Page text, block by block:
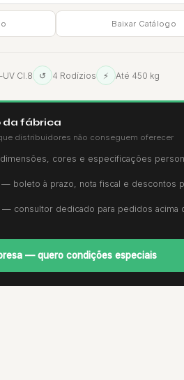
Baixar Catálogo
Cl.8 ↺ 4 Rodízios ⚡ Até 450 kg
da fábrica
distribuidores não conseguem oferecer
cores e especificações
— boleto à prazo, nota fiscal e descontos
— consultor dedicado para pedidos acima
— quero condições especiais